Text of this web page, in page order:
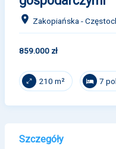
Zakopiańska -
859.000 zł
210 m² 7
Szczegóły